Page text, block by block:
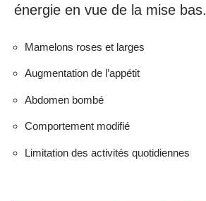
énergie en vue de la mise bas.
Mamelons roses et larges
Augmentation de l’appétit
Abdomen bombé
Comportement modifié
Limitation des activités quotidiennes